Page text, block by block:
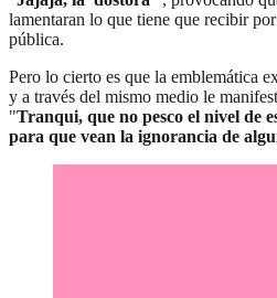
lamentaran lo que tiene que recibir
pública.
Pero lo cierto es que la emblemática
y a través del mismo medio le
"Tranqui, que no pesco el nivel de
para que vean la ignorancia de